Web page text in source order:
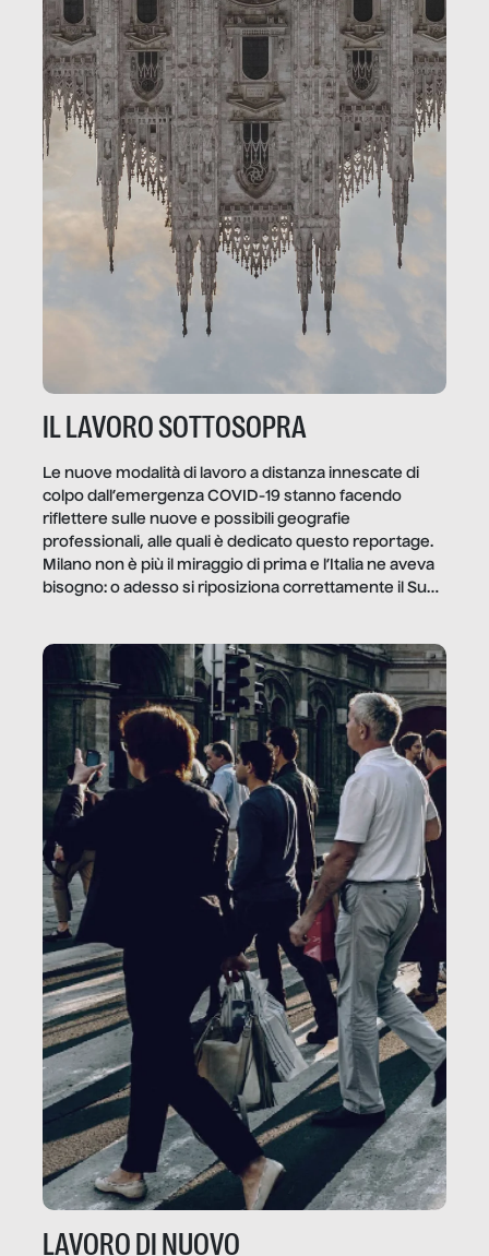
IL LAVORO SOTTOSOPRA
Le nuove modalità di lavoro a distanza innescate di
colpo dall’emergenza COVID-19 stanno facendo
riflettere sulle nuove e possibili geografie
professionali, alle quali è dedicato questo reportage.
Milano non è più il miraggio di prima e l’Italia ne aveva
bisogno: o adesso si riposiziona correttamente il Sud
LAVORO DI NUOVO